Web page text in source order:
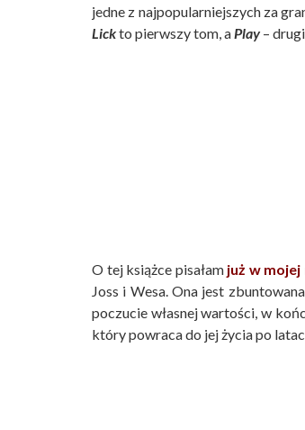
jedne z najpopularniejszych za
Lickto pierwszy tom, aPlay–
O tej książce pisałam już w mojej
Joss i Wesa. Ona jest
poczucie własnej wartości, w
który powraca do jej życia po